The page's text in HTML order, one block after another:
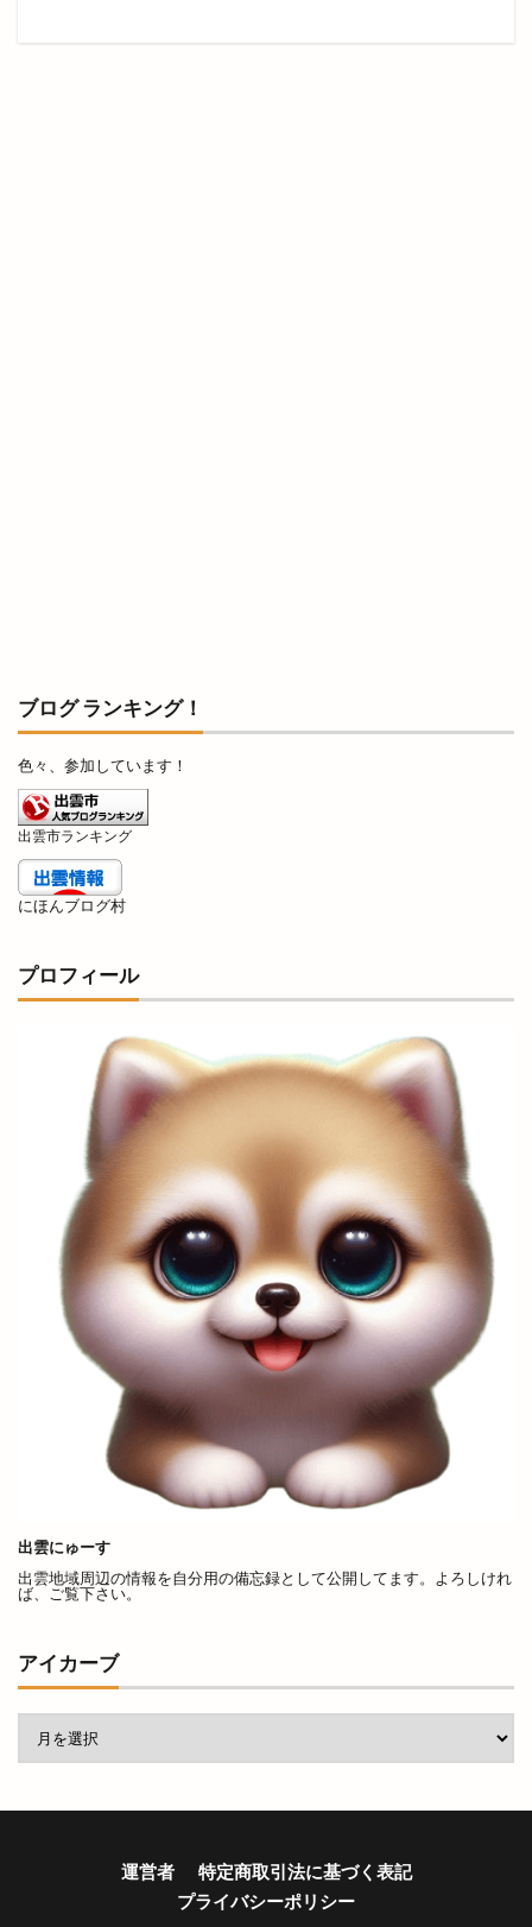
ブログ ランキング！
色々、参加しています！
出雲市ランキング
にほんブログ村
プロフィール
出雲にゅーす
出雲地域周辺の情報を自分用の備忘録として公開してます。よろしけれ
ば、ご覧下さい。
アイカーブ
運営者
特定商取引法に基づく表記
プライバシーポリシー